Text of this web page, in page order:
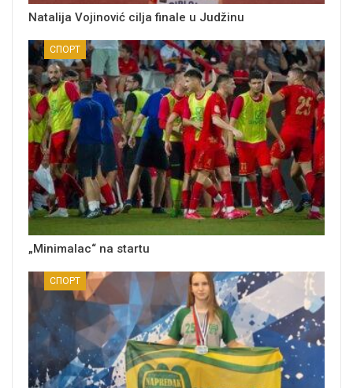
Natalija Vojinović cilja finale u Judžinu
СПОРТ
„Minimalac“ na startu
СПОРТ